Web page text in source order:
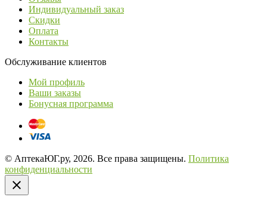
Индивидуальный заказ
Скидки
Оплата
Контакты
Обслуживание клиентов
Мой профиль
Ваши заказы
Бонусная программа
© АптекаЮГ.ру, 2026. Все права защищены. Политика
конфиденциальности